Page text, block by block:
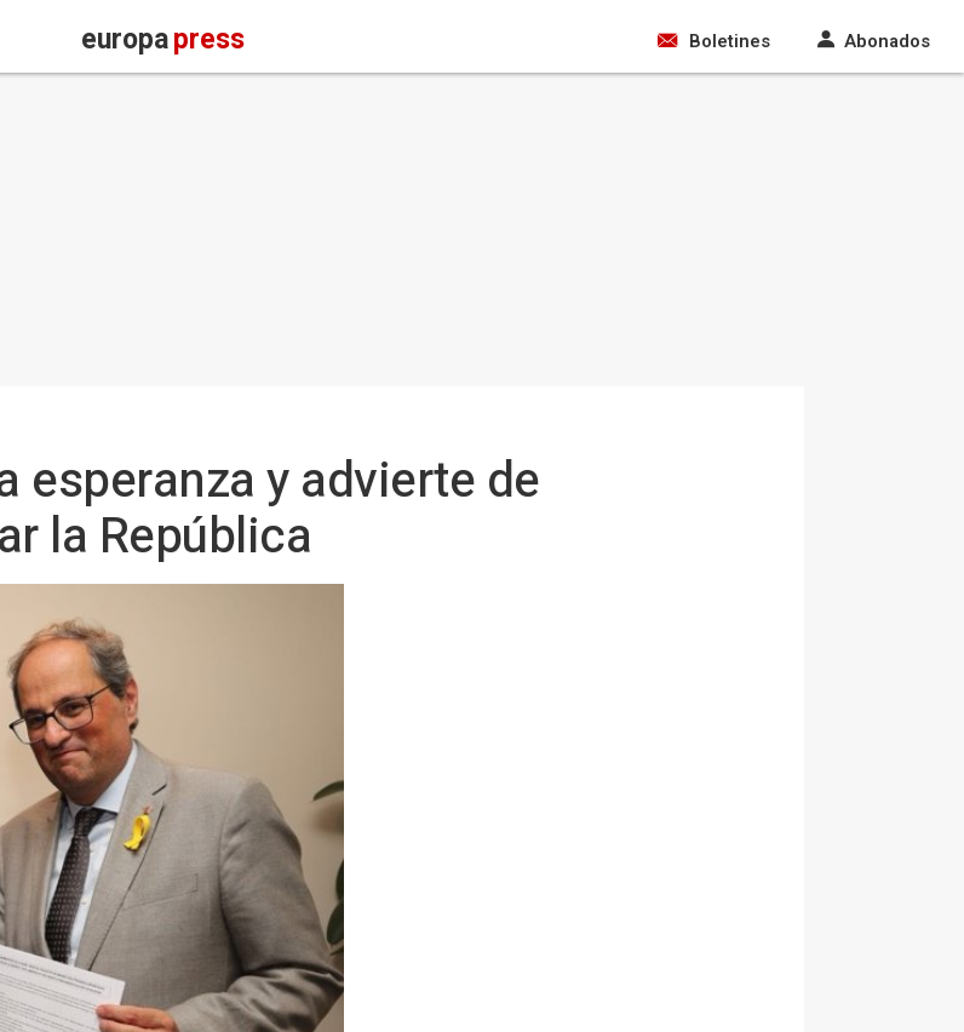
europapress Boletines Abonados
esperanza y advierte de
la República